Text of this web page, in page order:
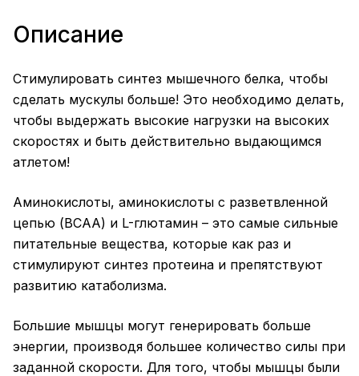
Описание
Стимулировать синтез мышечного белка, чтобы
сделать мускулы больше! Это необходимо делать,
чтобы выдержать высокие нагрузки на высоких
скоростях и быть действительно выдающимся
атлетом!
Аминокислоты, аминокислоты с разветвленной
цепью (BCAA) и L-глютамин – это самые сильные
питательные вещества, которые как раз и
стимулируют синтез протеина и препятствуют
развитию катаболизма.
Большие мышцы могут генерировать больше
энергии, производя большее количество силы при
заданной скорости. Для того, чтобы мышцы были